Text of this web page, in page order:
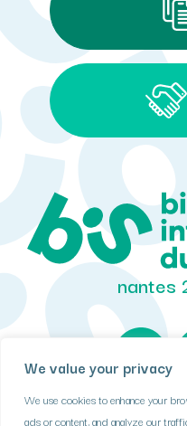
We value your privacy
We use cookies to enhance your
ads or content, and analyze our
nantes
DONNÉES